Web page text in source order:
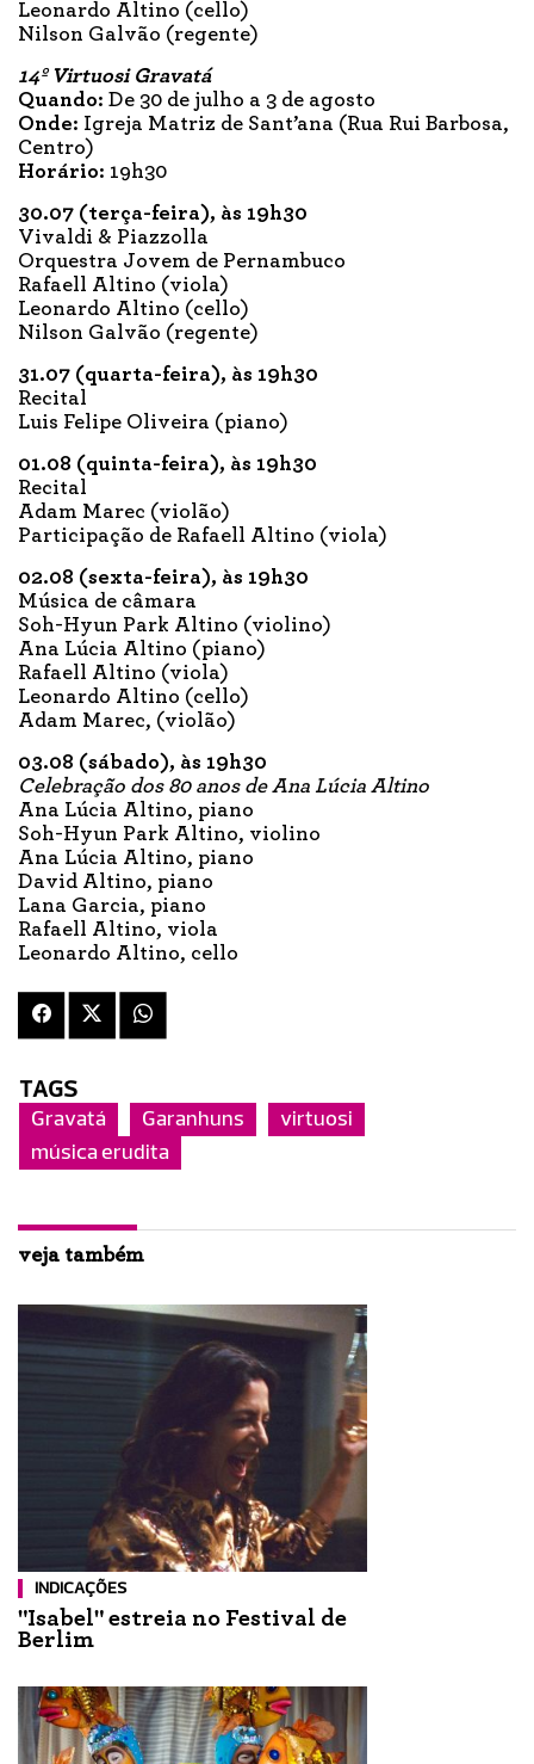
Leonardo Altino (cello)
Nilson Galvão (regente)
14º Virtuosi Gravatá
Quando: De 30 de julho a 3 de agosto
Onde: Igreja Matriz de Sant’ana (Rua Rui Barbosa,
Centro)
Horário: 19h30
30.07 (terça-feira), às 19h30
Vivaldi & Piazzolla
Orquestra Jovem de Pernambuco
Rafaell Altino (viola)
Leonardo Altino (cello)
Nilson Galvão (regente)
31.07 (quarta-feira), às 19h30
Recital
Luis Felipe Oliveira (piano)
01.08 (quinta-feira), às 19h30
Recital
Adam Marec (violão)
Participação de Rafaell Altino (viola)
02.08 (sexta-feira), às 19h30
Música de câmara
Soh-Hyun Park Altino (violino)
Ana Lúcia Altino (piano)
Rafaell Altino (viola)
Leonardo Altino (cello)
Adam Marec, (violão)
03.08 (sábado), às 19h30
Celebração dos 80 anos de Ana Lúcia Altino
Ana Lúcia Altino, piano
Soh-Hyun Park Altino, violino
Ana Lúcia Altino, piano
David Altino, piano
Lana Garcia, piano
Rafaell Altino, viola
Leonardo Altino, cello
TAGS
Gravatá Garanhuns
virtuosi
música erudita
veja também
INDICAÇÕES
"Isabel" estreia no Festival de
Berlim